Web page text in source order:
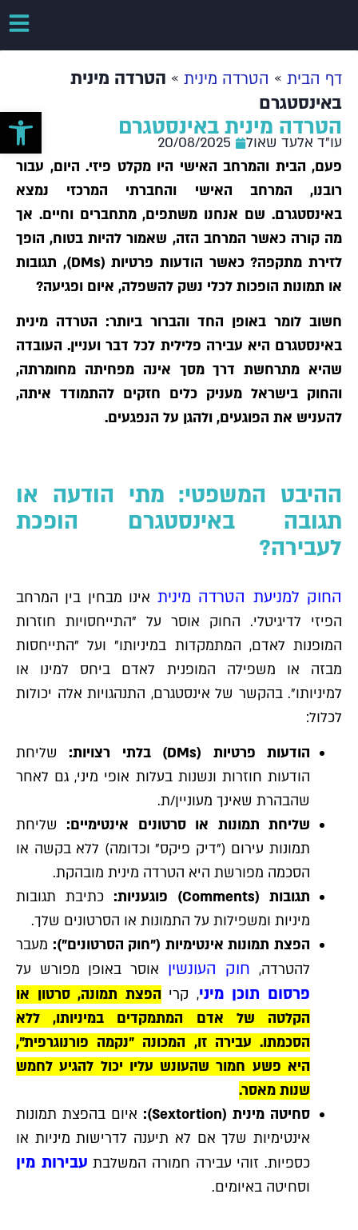
דף הבית » הטרדה מינית » הטרדה מינית
באינסטגרם
הטרדה מינית באינסטגרם
עו"ד אלעד שאול
20/08/2025
פעם, הבית והמרחב האישי היו מקלט פיזי. היום, עבור
רובנו, המרחב האישי והחברתי המרכזי נמצא
באינסטגרם. שם אנחנו משתפים, מתחברים וחיים. אך
מה קורה כאשר המרחב הזה, שאמור להיות בטוח, הופך
לזירת מתקפה? כאשר הודעות פרטיות (DMs), תגובות
או תמונות הופכות לכלי נשק להשפלה, איום ופגיעה?
חשוב לומר באופן החד והברור ביותר: הטרדה מינית
באינסטגרם היא עבירה פלילית לכל דבר ועניין. העובדה
שהיא מתרחשת דרך מסך אינה מפחיתה מחומרתה,
והחוק בישראל מעניק כלים חזקים להתמודד איתה,
להעניש את הפוגעים, ולהגן על הנפגעים.
ההיבט המשפטי: מתי הודעה או
תגובה באינסטגרם הופכת
לעבירה?
החוק למניעת הטרדה מינית אינו מבחין בין המרחב
הפיזי לדיגיטלי. החוק אוסר על "התייחסויות חוזרות
המופנות לאדם, המתמקדות במיניותו" ועל "התייחסות
מבזה או משפילה המופנית לאדם ביחס למינו או
למיניותו". בהקשר של אינסטגרם, התנהגויות אלה יכולות
לכלול:
הודעות פרטיות (DMs) בלתי רצויות:
שליחת
הודעות חוזרות ונשנות בעלות אופי מיני, גם לאחר
שהבהרת שאינך מעוניין/ת.
שליחת תמונות או סרטונים אינטימיים: שליחת
תמונות עירום ("דיק פיקס" וכדומה) ללא בקשה או
הסכמה מפורשת היא הטרדה מינית מובהקת.
תגובות (Comments) פוגעניות:
כתיבת תגובות
מיניות ומשפילות על התמונות או הסרטונים שלך.
הפצת תמונות אינטימיות ("חוק הסרטונים"): מעבר
להטרדה, חוק העונשין אוסר באופן מפורש על
פרסום תוכן מיני, קרי הפצת תמונה, סרטון או
הקלטה של אדם המתמקדים במיניותו, ללא
הסכמתו. עבירה זו, המכונה "נקמה פורנוגרפית",
היא פשע חמור שהעונש עליו יכול להגיע לחמש
שנות מאסר.
סחיטה מינית (Sextortion):
איום בהפצת תמונות
אינטימיות שלך אם לא תיענה לדרישות מיניות או
כספיות. זוהי עבירה חמורה המשלבת עבירות מין
וסחיטה באיומים.
פתח